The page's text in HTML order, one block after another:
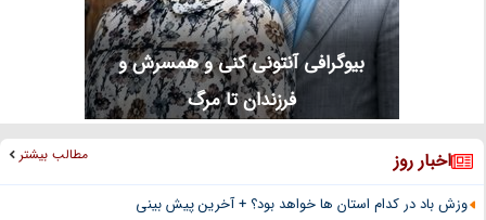
بیوگرافی آنتونی کنی و همسرش و
فرزندان تا مرگ
اخبار روز مطالب بیشتر
وزش باد در کدام استان ها خواهد بود؟ + آخرین پیش بینی